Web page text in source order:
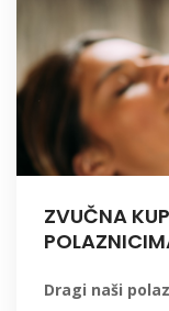
ZVUČNA
Dragi naši